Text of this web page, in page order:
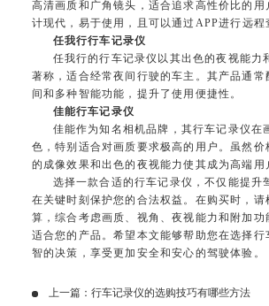
高清画质和广角镜头，适合追求高性价比的用
计现代，易于使用，且可以通过APP进行远程
任我行行车记录仪
任我行的行车记录仪以其出色的夜视能力
著称，适合经常夜间行驶的车主。其产品通常
间和多种智能功能，提升了使用便捷性。
佳能行车记录仪
佳能作为知名相机品牌，其行车记录仪在
色，特别适合对画质要求极高的用户。虽然价
的成像效果和出色的夜视能力使其成为高端用
选择一款合适的行车记录仪，不仅能提升
在关键时刻保护您的合法权益。在购买时，请
算，综合考虑画质、视角、夜视能力和附加功
适合您的产品。希望本文能够帮助您在选择行
智的决策，享受更加安全和安心的驾驶体验。
上一篇： 行车记录仪的选购技巧有哪些方法